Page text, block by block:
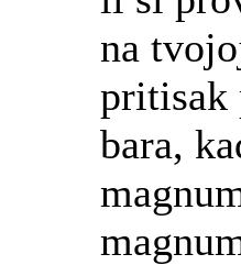
na
pritisak
bara,